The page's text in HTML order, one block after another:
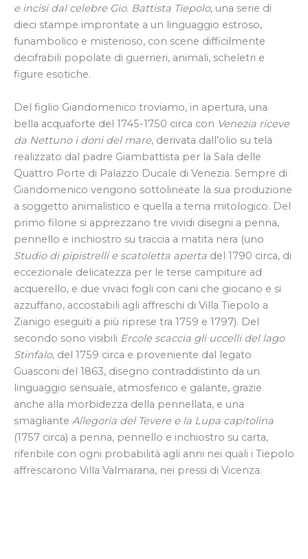
e incisi dal celebre Gio. Battista Tiepolo, una serie di
dieci stampe improntate a un linguaggio estroso,
funambolico e misterioso, con scene difficilmente
decifrabili popolate di guerrieri, animali, scheletri e
figure esotiche.
Del figlio Giandomenico troviamo, in apertura, una
bella acquaforte del 1745-1750 circa con Venezia riceve
da Nettuno i doni del mare, derivata dall’olio su tela
realizzato dal padre Giambattista per la Sala delle
Quattro Porte di Palazzo Ducale di Venezia. Sempre di
Giandomenico vengono sottolineate la sua produzione
a soggetto animalistico e quella a tema mitologico. Del
primo filone si apprezzano tre vividi disegni a penna,
pennello e inchiostro su traccia a matita nera (uno
Studio di pipistrelli e scatoletta aperta del 1790 circa, di
eccezionale delicatezza per le terse campiture ad
acquerello, e due vivaci fogli con cani che giocano e si
azzuffano, accostabili agli affreschi di Villa Tiepolo a
Zianigo eseguiti a più riprese tra 1759 e 1797). Del
secondo sono visibili Ercole scaccia gli uccelli del lago
Stinfalo, del 1759 circa e proveniente dal legato
Guasconi del 1863, disegno contraddistinto da un
linguaggio sensuale, atmosferico e galante, grazie
anche alla morbidezza della pennellata, e una
smagliante Allegoria del Tevere e la Lupa capitolina
(1757 circa) a penna, pennello e inchiostro su carta,
riferibile con ogni probabilità agli anni nei quali i Tiepolo
affrescarono Villa Valmarana, nei pressi di Vicenza.